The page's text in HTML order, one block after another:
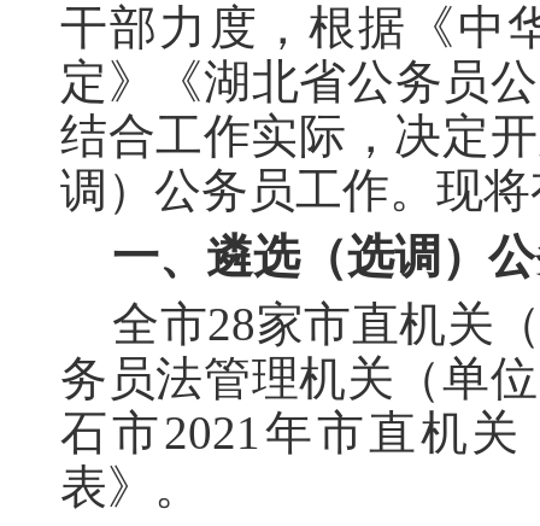
干部力度，根据《中
定》《湖北省公务员
结合工作实际，决定
调）公务员工作。现
一、遴选（选调）
全市28家市直机关
务员法管理机关（单
石市2021年市直机
表》。